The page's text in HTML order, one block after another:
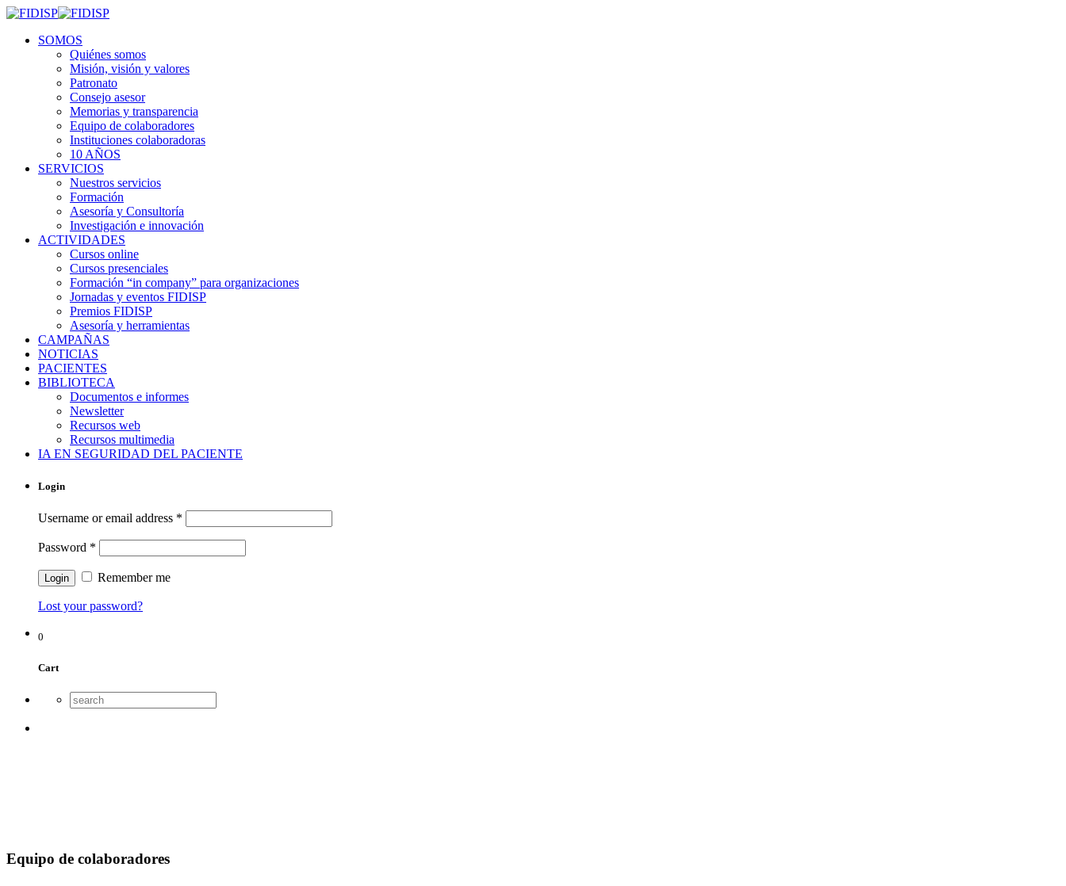
SOMOS
Quiénes somos
Misión, visión y valores
Patronato
Consejo asesor
Memorias y transparencia
Equipo de colaboradores
Instituciones colaboradoras
10 AÑOS
SERVICIOS
Nuestros servicios
Formación
Asesoría y Consultoría
Investigación e innovación
ACTIVIDADES
Cursos online
Cursos presenciales
Formación “in company” para organizaciones
Jornadas y eventos FIDISP
Premios FIDISP
Asesoría y herramientas
CAMPAÑAS
NOTICIAS
PACIENTES
BIBLIOTECA
Documentos e informes
Newsletter
Recursos web
Recursos multimedia
IA EN SEGURIDAD DEL PACIENTE
Login
Username or email address *
Password *
Remember me
Lost your password?
0
Cart
Equipo de colaboradores